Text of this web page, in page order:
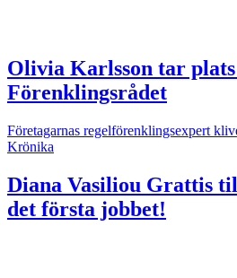
Olivia Karlsson tar
Förenklingsrådet
Företagarnas regelförenklingsexpert
Krönika
Diana Vasiliou Grattis
det första jobbet!